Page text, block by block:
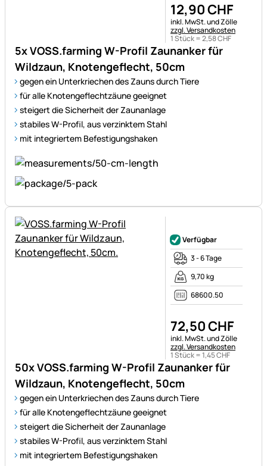
5x VOSS.farming W-Profil Zaunanker für
Wildzaun, Knotengeflecht, 50cm
gegen ein Unterkriechen des Zauns durch Tiere
für alle Knotengeflechtzäune geeignet
steigert die Sicherheit der Zaunanlage
stabiles W-Profil, aus verzinktem Stahl
mit integriertem Befestigungshaken
12,90CHF
Steuerhinweis:
inkl. MwSt. und Zölle
zzgl. Versandkosten
1 Stück =2,58CHF
50x VOSS.farming W-Profil Zaunanker für
Wildzaun, Knotengeflecht, 50cm
gegen ein Unterkriechen des Zauns durch Tiere
für alle Knotengeflechtzäune geeignet
steigert die Sicherheit der Zaunanlage
stabiles W-Profil, aus verzinktem Stahl
mit integriertem Befestigungshaken
Verfügbar
3 - 6 Tage
9,70 kg
68600.50
72,50CHF
Steuerhinweis:
inkl. MwSt. und Zölle
zzgl. Versandkosten
1 Stück =1,45CHF